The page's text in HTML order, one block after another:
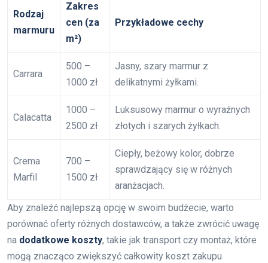
Rodzaj
marmuru
Zakres
cen (za
m²)
Przykładowe cechy
Carrara
500 –
1000 zł
Jasny, szary marmur z
delikatnymi żyłkami.
Calacatta
1000 –
2500 zł
Luksusowy marmur o wyraźnych
złotych i szarych żyłkach.
Crema
Marfil
700 –
1500 zł
Ciepły, beżowy kolor, dobrze
sprawdzający się w różnych
aranżacjach.
Aby znaleźć najlepszą opcję w swoim budżecie, warto
porównać oferty różnych dostawców, a także zwrócić uwagę
na dodatkowe koszty, takie jak transport czy montaż, które
mogą znacząco zwiększyć całkowity koszt zakupu